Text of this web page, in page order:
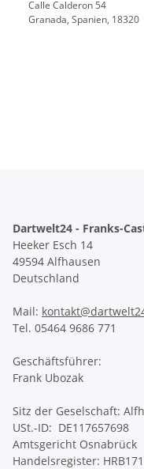
Calle Calderon 54
Granada, Spanien, 18320
Dartwelt24 - Franks-
Heeker Esch 14
49594 Alfhausen
Deutschland
Mail:
Tel. 05464 9686 771
Geschäftsführer:
Frank Ubozak
Sitz der Geselschaft:
USt.-ID: DE117657698
Amtsgericht Osnabrück
Handelsregister: